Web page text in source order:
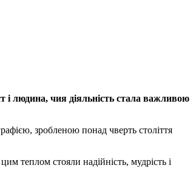
і людина, чия діяльність стала важливою
зробленою понад чверть століття
теплом стояли надійність, мудрість і